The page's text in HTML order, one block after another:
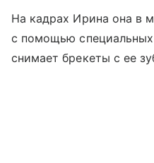
На кадрах Ирина она в
с помощью
снимает брекеты с ее